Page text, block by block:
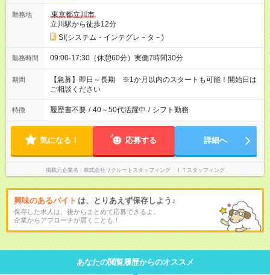
勤務地
東京都立川市
立川駅から徒歩12分
SI(システム・インテグレ－タ－)
勤務時間 09:00-17:30（休憩60分）実働7時間30分
期間
【急募】即日～長期 ※1か月以内のスタートも可能！開始日は
ご相談ください
特徴 履歴書不要 / 40～50代活躍中 / シフト勤務
気になる！ 応募する 詳細へ
掲載元企業名 株式会社リクルートスタッフィング ＩＴスタッフィング
興味のあるバイト は、とりあえず保存しよう♪
保存した求人は、後からまとめて応募できるよ。
企業からアプローチが届くことも！
あなたの閲覧履歴からのオススメ